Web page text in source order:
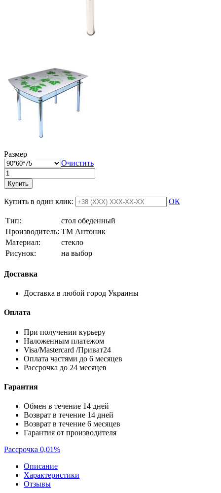
Размер
Очистить
Купить
Купить в один клик: ОК
Тип:
стол обеденный
Производитель: ТМ Антоник
Материал:
стекло
Рисунок:
на выбор
Доставка
Доставка в любой город Украины
Оплата
При получении курьеру
Наложенным платежом
Visa/Mastercard /Приват24
Оплата частями до 6 месяцев
Рассрочка до 24 месяцев
Гарантия
Обмен в течение 14 дней
Возврат в течение 14 дней
Возврат в течение 6 месяцев
Гарантия от производителя
Рассрочка 0,01%
Описание
Характеристики
Отзывы